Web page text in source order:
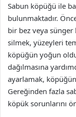
Sabun köpüğü ile
bulunmaktadır.
bir bez veya
silmek, yüzeyleri
köpüğün yoğun
dağılmasına
ayarlamak,
Gereğinden fazla
köpük sorunlarını